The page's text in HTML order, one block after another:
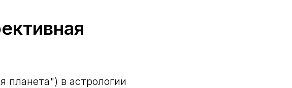
планета") в астрологии